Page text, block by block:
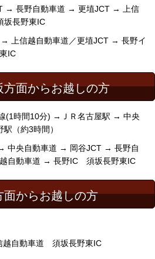
→ 長野自動車道 → 更埴JCT → 上信
坂長野東IC
→ 上信越自動車道／更埴JCT → 長野イ
IC
方面からお越しの方
(1時間10分) →ＪＲ名古屋駅 → 中央
（約3時間）
中央自動車道 → 岡谷JCT → 長野自
自動車道 → 長野IC 須坂長野東IC
面からお越しの方
越自動車道 須坂長野東IC